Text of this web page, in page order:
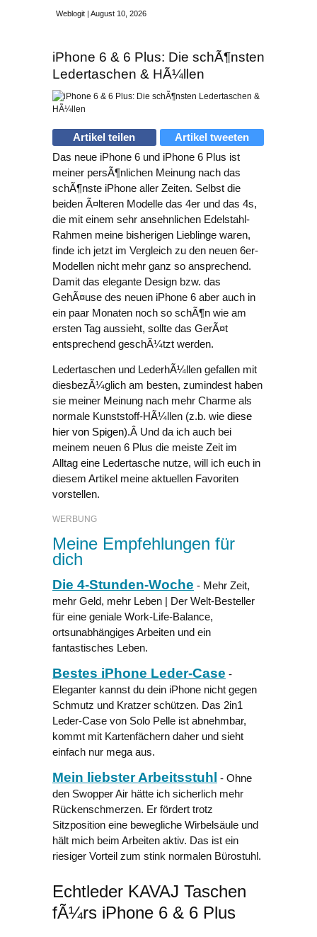
Weblogit | August 10, 2026
iPhone 6 & 6 Plus: Die schÃ¶nsten
Ledertaschen & HÃ¼llen
Artikel teilen
Artikel tweeten
Das neue iPhone 6 und iPhone 6 Plus ist
meiner persÃ¶nlichen Meinung nach das
schÃ¶nste iPhone aller Zeiten. Selbst die
beiden Ã¤lteren Modelle das 4er und das 4s,
die mit einem sehr ansehnlichen Edelstahl-
Rahmen meine bisherigen Lieblinge waren,
finde ich jetzt im Vergleich zu den neuen 6er-
Modellen nicht mehr ganz so ansprechend.
Damit das elegante Design bzw. das
GehÃ¤use des neuen iPhone 6 aber auch in
ein paar Monaten noch so schÃ¶n wie am
ersten Tag aussieht, sollte das GerÃ¤t
entsprechend geschÃ¼tzt werden.
Ledertaschen und LederhÃ¼llen gefallen mit
diesbezÃ¼glich am besten, zumindest haben
sie meiner Meinung nach mehr Charme als
normale Kunststoff-HÃ¼llen (z.b. wie diese
hier von Spigen).Â Und da ich auch bei
meinem neuen 6 Plus die meiste Zeit im
Alltag eine Ledertasche nutze, will ich euch in
diesem Artikel meine aktuellen Favoriten
vorstellen.
WERBUNG
Meine Empfehlungen für
dich
Die 4-Stunden-Woche - Mehr Zeit,
mehr Geld, mehr Leben | Der Welt-Besteller
für eine geniale Work-Life-Balance,
ortsunabhängiges Arbeiten und ein
fantastisches Leben.
Bestes iPhone Leder-Case -
Eleganter kannst du dein iPhone nicht gegen
Schmutz und Kratzer schützen. Das 2in1
Leder-Case von Solo Pelle ist abnehmbar,
kommt mit Kartenfächern daher und sieht
einfach nur mega aus.
Mein liebster Arbeitsstuhl - Ohne
den Swopper Air hätte ich sicherlich mehr
Rückenschmerzen. Er fördert trotz
Sitzposition eine bewegliche Wirbelsäule und
hält mich beim Arbeiten aktiv. Das ist ein
riesiger Vorteil zum stink normalen Bürostuhl.
Echtleder KAVAJ Taschen
fÃ¼rs iPhone 6 & 6 Plus